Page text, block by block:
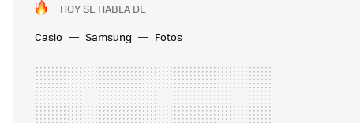
HOY SE HABLA DE
Casio
Samsung Fotos